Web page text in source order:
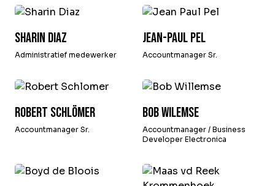
Sharin Diaz
Administratief medewerker
Jean-Paul Pel
Accountmanager Sr.
Robert Schlömer
Accountmanager Sr.
Bob Wilemse
Accountmanager / Business
Developer Electronica